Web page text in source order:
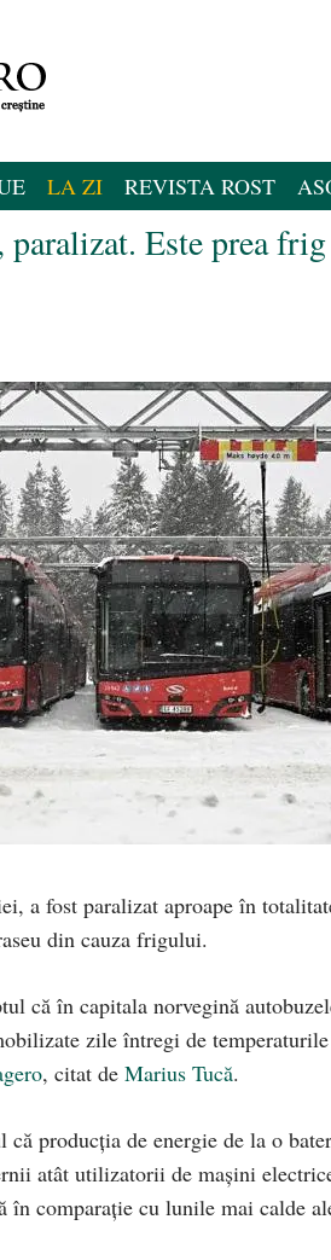
LA ZI REVISTA ROST
Este prea
a fost paralizat aproape în
din cauza frigului.
că în capitala norvegină
zile întregi de
, citat de Marius Tucă.
producția de energie de la o
atât utilizatorii de mașini
în comparație cu lunile mai calde